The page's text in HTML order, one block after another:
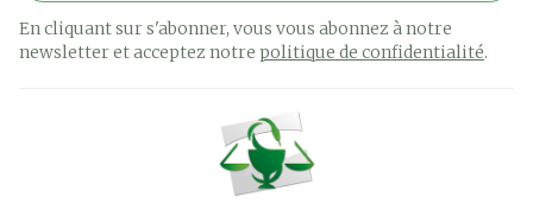
En cliquant sur s'abonner, vous vous abonnez à notre
newsletter et acceptez notre politique de confidentialité.